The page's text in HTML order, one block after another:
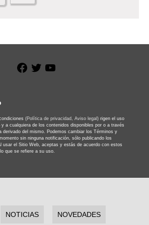
Facebook
Twitter
(Política de privacidad, Aviso legal) rigen el uso
a cualquiera de los contenidos disponibles por o a través
derivado del mismo. Podemos cambiar los Términos y
sin ninguna notificación, sólo publicando los
usar el Sitio Web, aceptas y estás de acuerdo con estos
que se refiere a su uso.
NOTICIAS NOVEDADES